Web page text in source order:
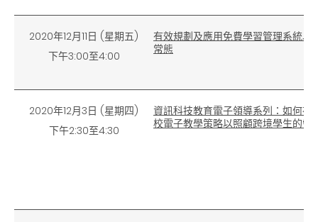
2020年12月11日 (星期五)
下午3:00至4:00
有效規劃及應用免費學習管理系統以
常態
2020年12月3日 (星期四)
下午2:30至4:30
資訊科技教育電子領導系列：如何在
校電子教學策略以照顧跨境學生的需